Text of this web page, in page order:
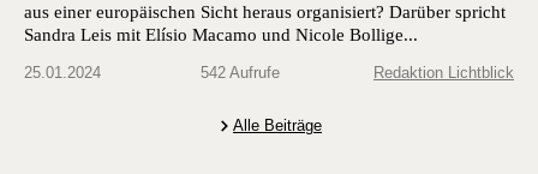
aus einer europäischen Sicht heraus organisiert? Darüber spricht
Sandra Leis mit Elísio Macamo und Nicole Bollige...
25.01.2024 542 Aufrufe Redaktion Lichtblick
Alle Beiträge